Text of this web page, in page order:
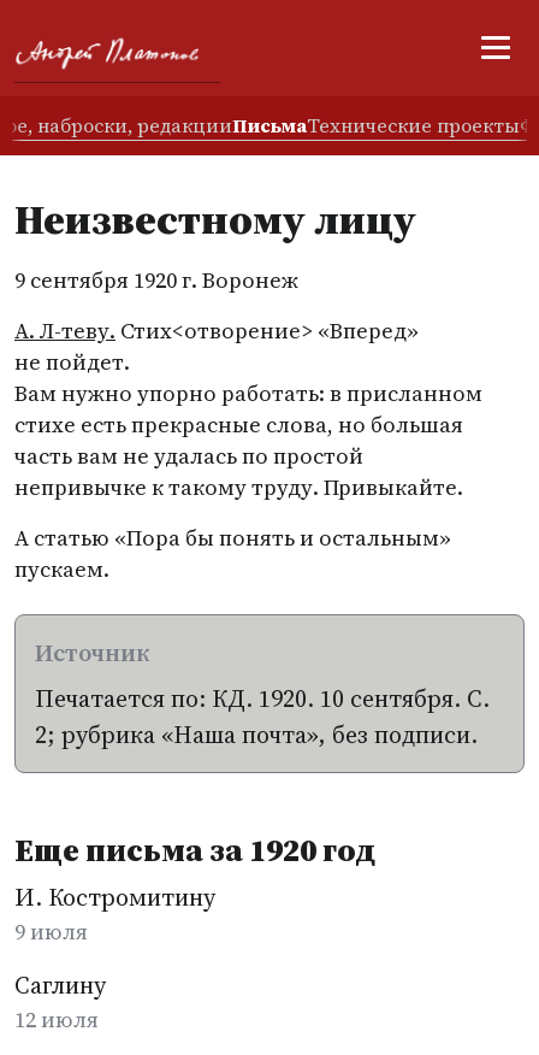
наброски, редакцииПисьмаТехнические проекты
Неизвестному лицу
9 сентября 1920 г. Воронеж
А. Л-теву. Стих<отворение> «Вперед»
не пойдет.
Вам нужно упорно работать: в присланном
стихе есть прекрасные слова, но большая
часть вам не удалась по простой
непривычке к такому труду. Привыкайте.
А статью «Пора бы понять и остальным»
пускаем.
Печатается по: КД. 1920. 10 сентября. С.
2; рубрика «Наша почта», без подписи.
Еще письма за 1920 год
И. Костромитину
9 июля
Саглину
12 июля